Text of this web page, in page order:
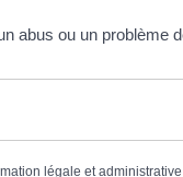
abus ou un problème
légale et administrative